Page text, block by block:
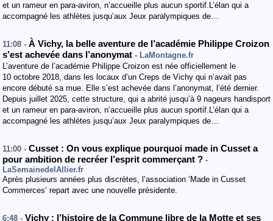
et un rameur en para-aviron, n’accueille plus aucun sportif.L’élan qui a
accompagné les athlètes jusqu’aux Jeux paralympiques de…
11:08 - À Vichy, la belle aventure de l’académie Philippe Croizon
s’est achevée dans l’anonymat - LaMontagne.fr
L’aventure de l’académie Philippe Croizon est née officiellement le
10 octobre 2018, dans les locaux d’un Creps de Vichy qui n’avait pas
encore débuté sa mue. Elle s’est achevée dans l’anonymat, l’été dernier.
Depuis juillet 2025, cette structure, qui a abrité jusqu’à 9 nageurs handisport
et un rameur en para-aviron, n’accueille plus aucun sportif.L’élan qui a
accompagné les athlètes jusqu’aux Jeux paralympiques de…
11:00 - Cusset : On vous explique pourquoi made in Cusset a
pour ambition de recréer l’esprit commerçant ? -
LaSemainedelAllier.fr
Après plusieurs années plus discrètes, l’association ‘Made in Cusset
Commerces’ repart avec une nouvelle présidente.
6:48 - Vichy : l’histoire de la Commune libre de la Motte et ses